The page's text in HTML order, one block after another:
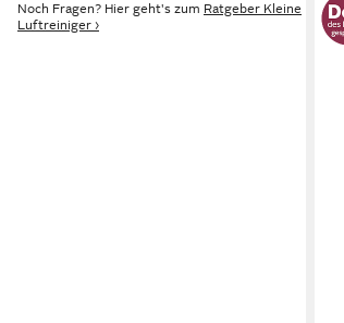
Noch Fragen? Hier geht's zum Ratgeber Kleine
Luftreiniger ›